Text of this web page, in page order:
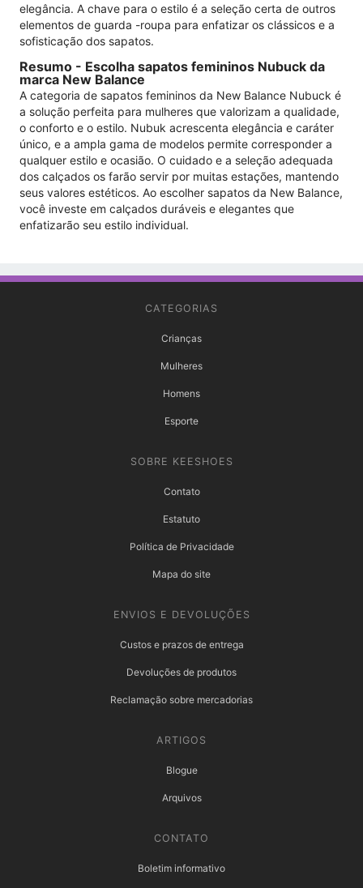
elegância. A chave para o estilo é a seleção certa de outros
elementos de guarda -roupa para enfatizar os clássicos e a
sofisticação dos sapatos.
Resumo - Escolha sapatos femininos Nubuck da
marca New Balance
A categoria de sapatos femininos da New Balance Nubuck é
a solução perfeita para mulheres que valorizam a qualidade,
o conforto e o estilo. Nubuk acrescenta elegância e caráter
único, e a ampla gama de modelos permite corresponder a
qualquer estilo e ocasião. O cuidado e a seleção adequada
dos calçados os farão servir por muitas estações, mantendo
seus valores estéticos. Ao escolher sapatos da New Balance,
você investe em calçados duráveis ​​e elegantes que
enfatizarão seu estilo individual.
CATEGORIAS
Crianças
Mulheres
Homens
Esporte
SOBRE KEESHOES
Contato
Estatuto
Política de Privacidade
Mapa do site
ENVIOS E DEVOLUÇÕES
Custos e prazos de entrega
Devoluções de produtos
Reclamação sobre mercadorias
ARTIGOS
Blogue
Arquivos
CONTATO
Boletim informativo